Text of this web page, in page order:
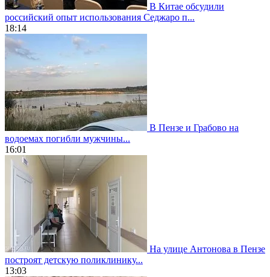
В Китае обсудили
российский опыт использования Седжаро п...
18:14
В Пензе и Грабово на
водоемах погибли мужчины...
16:01
На улице Антонова в Пензе
построят детскую поликлинику...
13:03